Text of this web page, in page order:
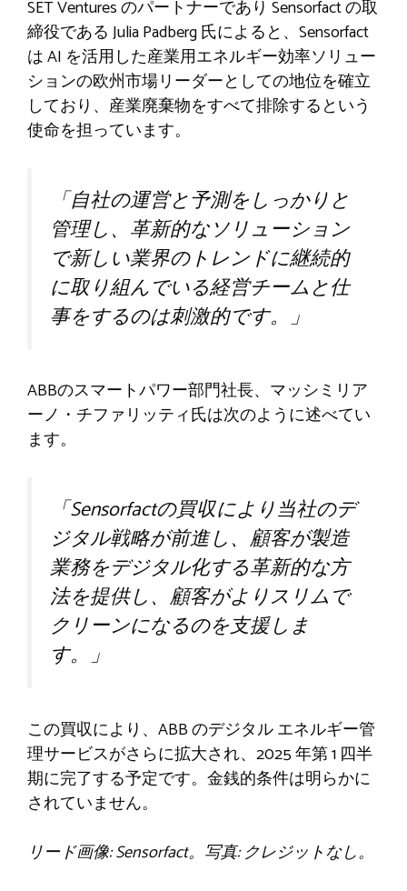
SET Ventures のパートナーであり Sensorfact の取
締役である Julia Padberg 氏によると、Sensorfact
は AI を活用した産業用エネルギー効率ソリュー
ションの欧州市場リーダーとしての地位を確立
しており、産業廃棄物をすべて排除するという
使命を担っています。
「自社の運営と予測をしっかりと
管理し、革新的なソリューション
で新しい業界のトレンドに継続的
に取り組んでいる経営チームと仕
事をするのは刺激的です。」
ABBのスマートパワー部門社長、マッシミリア
ーノ・チファリッティ氏は次のように述べてい
ます。
「Sensorfactの買収により当社のデ
ジタル戦略が前進し、顧客が製造
業務をデジタル化する革新的な方
法を提供し、顧客がよりスリムで
クリーンになるのを支援しま
す。」
この買収により、ABB のデジタル エネルギー管
理サービスがさらに拡大され、2025 年第 1 四半
期に完了する予定です。金銭的条件は明らかに
されていません。
リード画像: Sensorfact。写真: クレジットなし。